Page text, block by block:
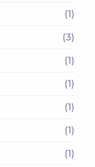
(1)
(3)
(1)
(1)
(1)
(1)
(1)